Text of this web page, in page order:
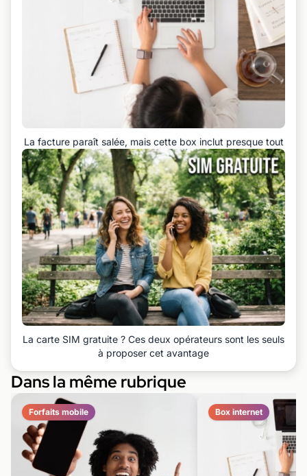
La facture paraît salée, mais cette box inclut presque tout
La carte SIM gratuite ? Ces deux opérateurs sont les seuls
à proposer cet avantage
Dans la même rubrique
Forfaits mobile Box internet